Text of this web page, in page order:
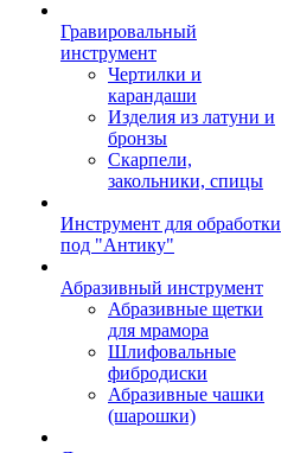
Гравировальный
инструмент
Чертилки и
карандаши
Изделия из латуни и
бронзы
Скарпели,
закольники, спицы
Инструмент для обработки
под "Антику"
Абразивный инструмент
Абразивные щетки
для мрамора
Шлифовальные
фибродиски
Абразивные чашки
(шарошки)